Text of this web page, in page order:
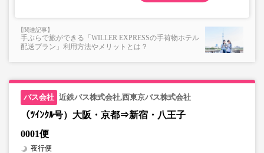
手ぶらで旅ができる「WILLER EXPRESSの手荷物ホテル
配送プラン」利用方法やメリットとは？
近鉄バス株式会社,西東京バス株式会社
（ﾂｲﾝｸﾙ号）大阪・京都⇒新宿・八王子
0001便
夜行便